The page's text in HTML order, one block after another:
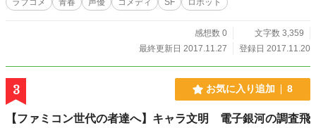
ラブコメ 青春 声優 コメディ SF ロボット
感想数 0
文字数 3,359
最終更新日 2017.11.27
登録日 2017.11.20
3 お気に入り追加 8
【ファミコン世代の者達へ】キャラ文明 電子銀河の調査飛